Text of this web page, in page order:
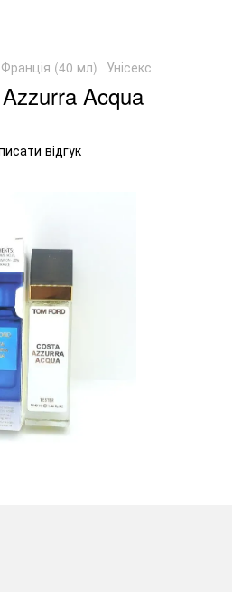
(40 мл) Унісекс
Acqua
відгук